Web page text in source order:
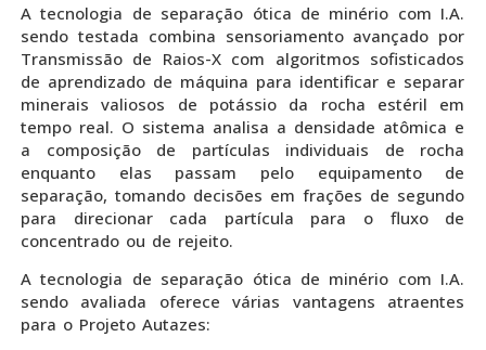
A tecnologia de separação ótica de minério com I.A.
sendo testada combina sensoriamento avançado por
Transmissão de Raios-X com algoritmos sofisticados
de aprendizado de máquina para identificar e separar
minerais valiosos de potássio da rocha estéril em
tempo real. O sistema analisa a densidade atômica e
a composição de partículas individuais de rocha
enquanto elas passam pelo equipamento de
separação, tomando decisões em frações de segundo
para direcionar cada partícula para o fluxo de
concentrado ou de rejeito.
A tecnologia de separação ótica de minério com I.A.
sendo avaliada oferece várias vantagens atraentes
para o Projeto Autazes: